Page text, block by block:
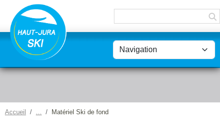
Accueil Matériel Ski de fond
Panneau de gestion des cookies